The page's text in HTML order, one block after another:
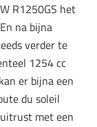
R1250GS het
na bijna
verder te
1254 cc
er bijna een
du soleil
met een